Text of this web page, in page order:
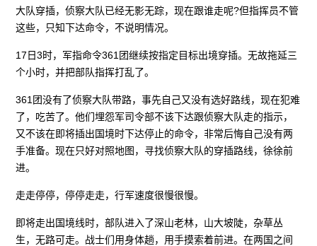
大队穿插，侦察大队已经无影无踪，现在跟谁走呢?但指挥员不管
这些，只知下达命令，不说明情况。
17日3时，军指命令361团继续按指定目标出境穿插。无故拖延三
个小时，并把部队指挥打乱了。
361团没有了侦察大队带路，事先自己又没有选好路线，现在犯难
了，吃苦了。他们埋怨军司令部不该下达跟侦察大队走的指示，
又不该在即将插出国境时下达停止的命令，非常后悔自己没有两
手准备。现在只好对照地图，寻找侦察大队的穿插路线，徐徐前
进。
走走停停，停停走走，行军速度很慢很慢。
即将走出国境线时，部队进入了深山老林，山大坡陡，杂草丛
生，无路可走。战士们用身体趟，用手摸索着前进。在两国之间